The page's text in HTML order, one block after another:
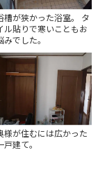
槽が狭かった浴室。 タ
ル貼りで寒いこともお
みでした。
様が住むには広かった
戸建て。